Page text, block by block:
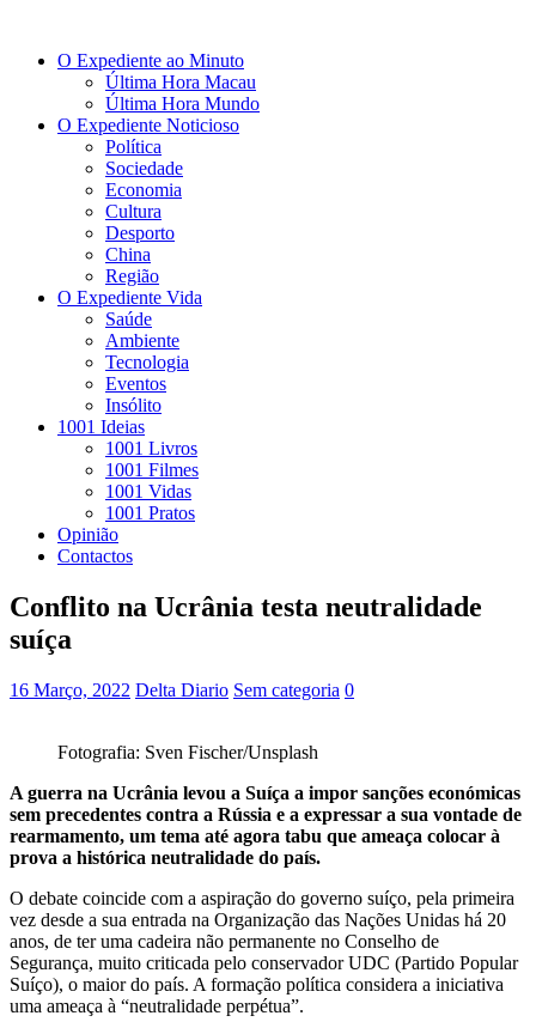
O Expediente ao Minuto
Última Hora Macau
Última Hora Mundo
O Expediente Noticioso
Política
Sociedade
Economia
Cultura
Desporto
China
Região
O Expediente Vida
Saúde
Ambiente
Tecnologia
Eventos
Insólito
1001 Ideias
1001 Livros
1001 Filmes
1001 Vidas
1001 Pratos
Opinião
Contactos
Conflito na Ucrânia testa neutralidade
suíça
16 Março, 2022 Delta Diario Sem categoria 0
Fotografia: Sven Fischer/Unsplash
A guerra na Ucrânia levou a Suíça a impor sanções económicas
sem precedentes contra a Rússia e a expressar a sua vontade de
rearmamento, um tema até agora tabu que ameaça colocar à
prova a histórica neutralidade do país.
O debate coincide com a aspiração do governo suíço, pela primeira
vez desde a sua entrada na Organização das Nações Unidas há 20
anos, de ter uma cadeira não permanente no Conselho de
Segurança, muito criticada pelo conservador UDC (Partido Popular
Suíço), o maior do país. A formação política considera a iniciativa
uma ameaça à “neutralidade perpétua”.